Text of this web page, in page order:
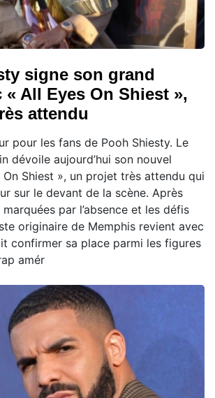
signe son grand
« All Eyes On Shiest »,
attendu
pour les fans de Pooh Shiesty. Le
dévoile aujourd’hui son nouvel
Shiest », un projet très attendu qui
sur le devant de la scène. Après
par l’absence et les défis
originaire de Memphis revient avec
confirmer sa place parmi les figures
amér